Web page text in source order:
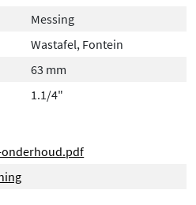
Messing
Wastafel, Fontein
63 mm
1.1/4"